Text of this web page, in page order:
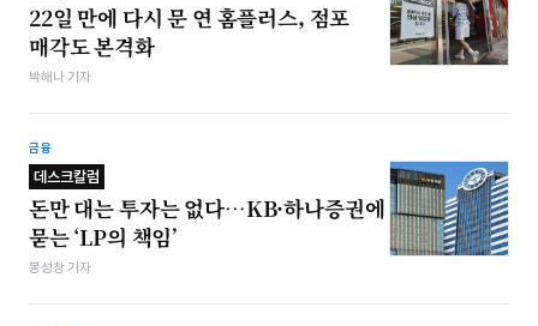
22일 만에 다시 문 연 홈플러스, 점포
매각도 본격화
박해나 기자
금융
데스크칼럼
돈만 대는 투자는 없다…KB·하나증권에
묻는 ‘LP의 책임’
봉성창 기자